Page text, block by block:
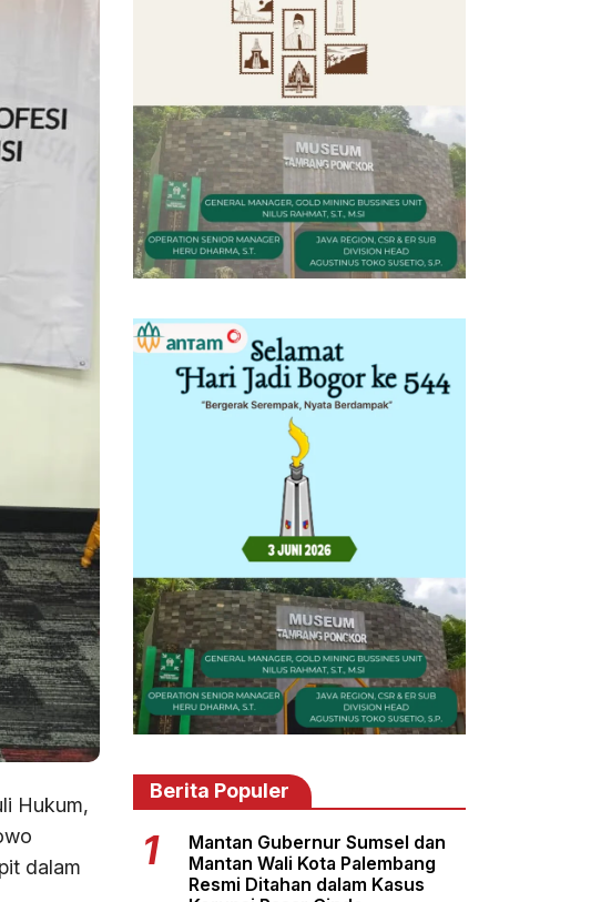
Hukum,
dalam
Berita Populer
Mantan Gubernur Sumsel dan
Mantan Wali Kota Palembang
Resmi Ditahan dalam Kasus